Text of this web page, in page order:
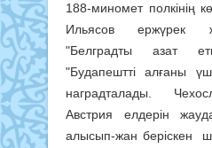
188-миномет полкінің
Ильясов ержүрек
"Белградты азат
"Будапештті алғаны
наградталады.
Австрия елдерін
алысып-жан беріскен